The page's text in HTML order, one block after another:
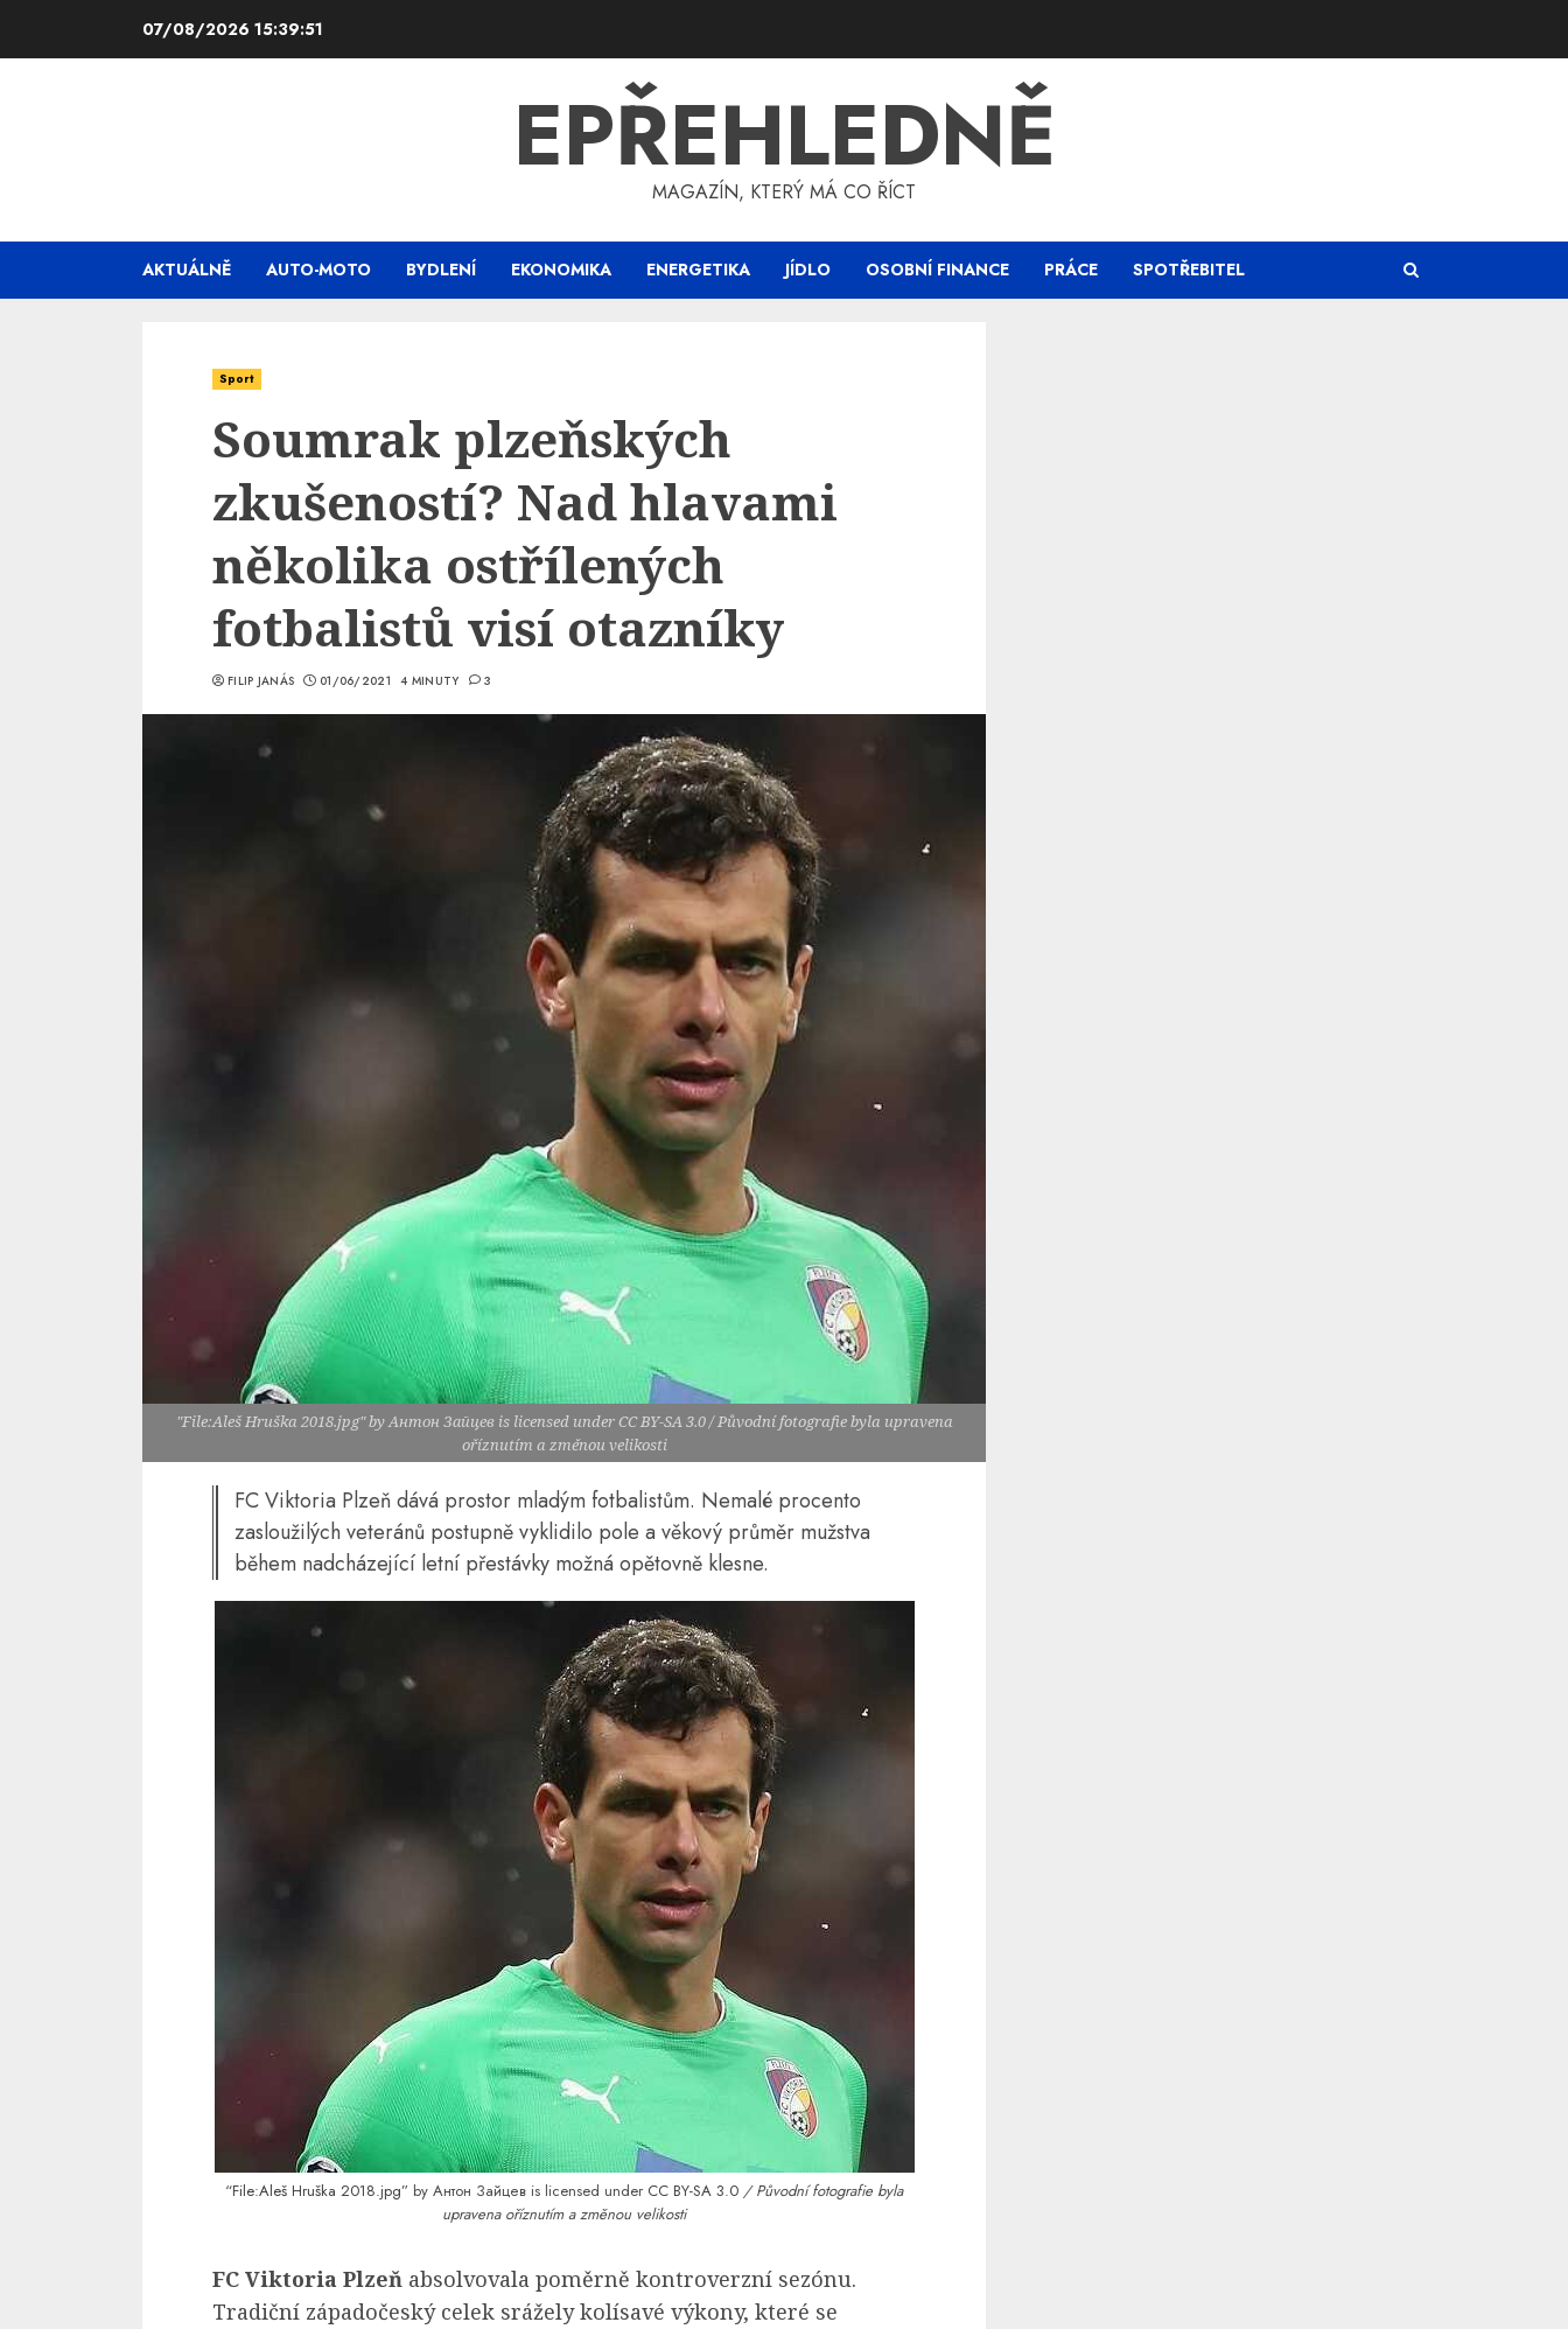
07/08/2026 15:39:52
EPŘEHLEDNĚ
MAGAZÍN, KTERÝ MÁ CO ŘÍCT
AKTUÁLNĚ AUTO-MOTO BYDLENÍ EKONOMIKA ENERGETIKA JÍDLO OSOBNÍ FINANCE PRÁCE SPOTŘEBITEL
Sport
Soumrak plzeňských
zkušeností? Nad hlavami
několika ostřílených
fotbalistů visí otazníky
FILIP JANÁS 01/06/2021 4 MINUTY 3
"File:Aleš Hruška 2018.jpg" by Антон Зайцев is licensed under CC BY-SA 3.0 / Původní fotografie byla upravena
oříznutím a změnou velikosti
FC Viktoria Plzeň dává prostor mladým fotbalistům. Nemalé procento
zasloužilých veteránů postupně vyklidilo pole a věkový průměr mužstva
během nadcházející letní přestávky možná opětovně klesne.
“File:Aleš Hruška 2018.jpg” by Антон Зайцев is licensed under CC BY-SA 3.0 / Původní fotografie byla
upravena oříznutím a změnou velikosti
FC Viktoria Plzeň absolvovala poměrně kontroverzní sezónu.
Tradiční západočeský celek srážely kolísavé výkony, které se